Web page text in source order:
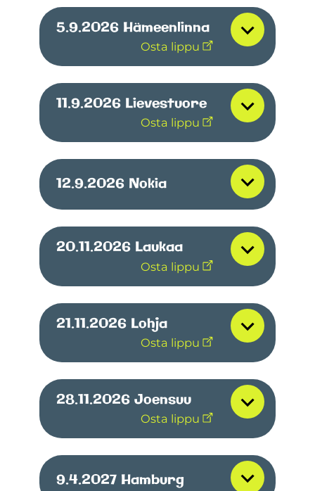
5.9.2026 Hämeenlinna
Osta lippu
11.9.2026 Lievestuore
Osta lippu
12.9.2026 Nokia
20.11.2026 Laukaa
Osta lippu
21.11.2026 Lohja
Osta lippu
28.11.2026 Joensuu
Osta lippu
9.4.2027 Hamburg